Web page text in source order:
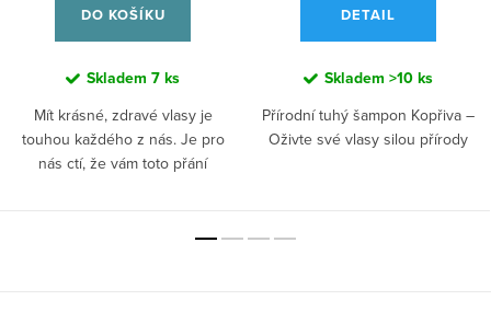
DO KOŠÍKU
Skladem 7 ks
Mít krásné, zdravé vlasy je
touhou každého z nás. Je pro
nás ctí, že vám toto přání
sulfáty, které vlasy, ale i pokožku
DETAIL
Skladem >10 ks
Přírodní tuhý šampon Kopřiva –
Oživte své vlasy silou přírody
který je skvělým řešením pro